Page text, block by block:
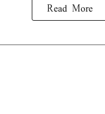
Read More